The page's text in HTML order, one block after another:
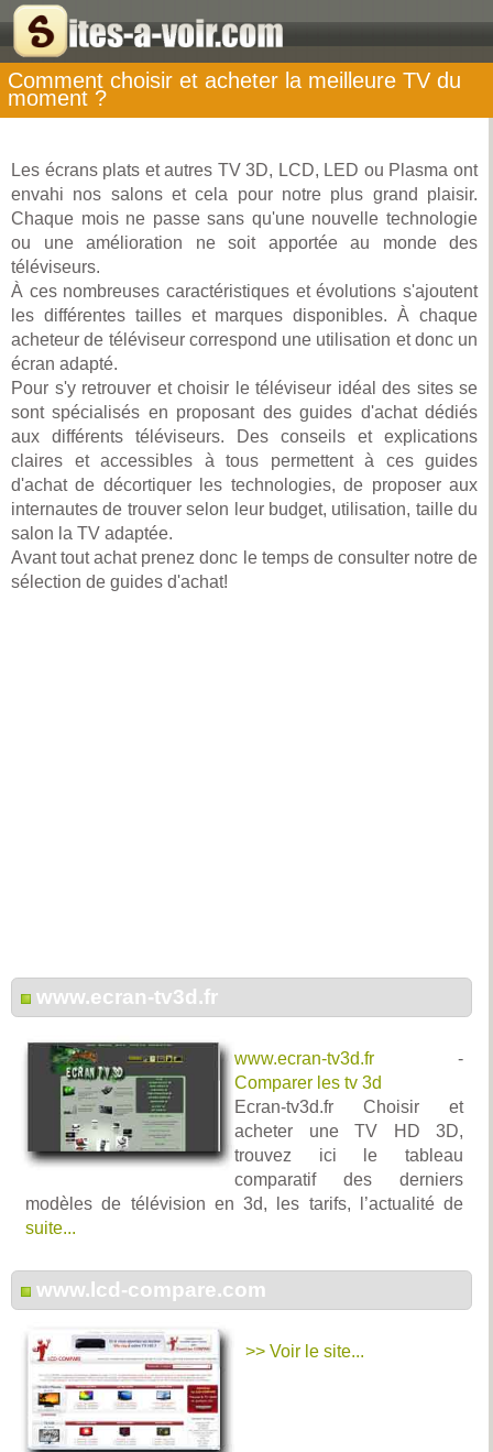
Comment choisir et acheter la meilleure TV du
moment ?
Les écrans plats et autres TV 3D, LCD, LED ou Plasma ont
envahi nos salons et cela pour notre plus grand plaisir.
Chaque mois ne passe sans qu'une nouvelle technologie
ou une amélioration ne soit apportée au monde des
téléviseurs.
À ces nombreuses caractéristiques et évolutions s'ajoutent
les différentes tailles et marques disponibles. À chaque
acheteur de téléviseur correspond une utilisation et donc un
écran adapté.
Pour s'y retrouver et choisir le téléviseur idéal des sites se
sont spécialisés en proposant des guides d'achat dédiés
aux différents téléviseurs. Des conseils et explications
claires et accessibles à tous permettent à ces guides
d'achat de décortiquer les technologies, de proposer aux
internautes de trouver selon leur budget, utilisation, taille du
salon la TV adaptée.
Avant tout achat prenez donc le temps de consulter notre de
sélection de guides d'achat!
www.ecran-tv3d.fr
www.ecran-tv3d.fr -
Comparer les tv 3d
Ecran-tv3d.fr Choisir et
acheter une TV HD 3D,
trouvez ici le tableau
comparatif des derniers
modèles de télévision en 3d, les tarifs, l’actualité de
suite...
www.lcd-compare.com
>> Voir le site...